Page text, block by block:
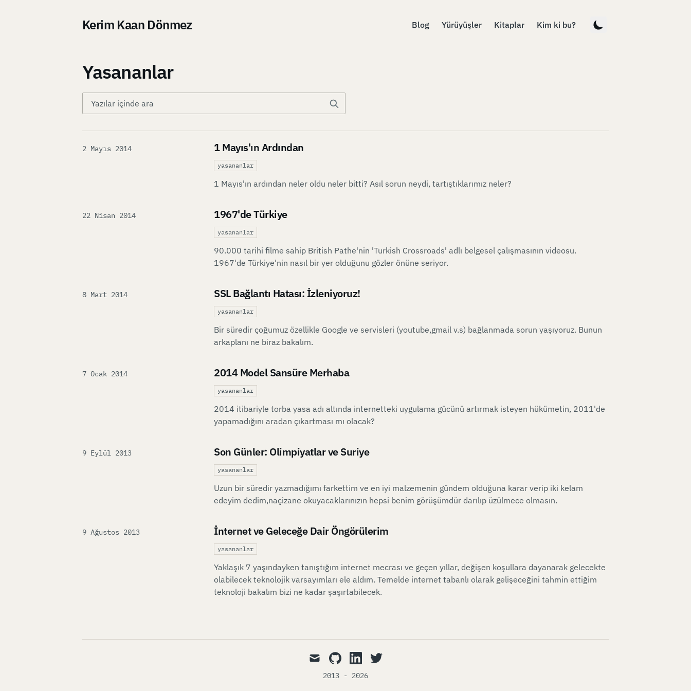
Kerim Kaan Dönmez Blog Yürüyüşler Kitaplar Kim ki bu?
Yasananlar
Published on
2 Mayıs 2014 1 Mayıs'ın Ardından
yasananlar
1 Mayıs'ın ardından neler oldu neler bitti? Asıl sorun neydi, tartıştıklarımız neler?
Published on
22 Nisan 2014 1967'de Türkiye
yasananlar
90.000 tarihi filme sahip British Pathe'nin 'Turkish Crossroads' adlı belgesel çalışmasının videosu.
1967'de Türkiye'nin nasıl bir yer olduğunu gözler önüne seriyor.
Published on
8 Mart 2014 SSL Bağlantı Hatası: İzleniyoruz!
yasananlar
Bir süredir çoğumuz özellikle Google ve servisleri (youtube,gmail v.s) bağlanmada sorun yaşıyoruz. Bunun
arkaplanı ne biraz bakalım.
Published on
7 Ocak 2014 2014 Model Sansüre Merhaba
yasananlar
2014 itibariyle torba yasa adı altında internetteki uygulama gücünü artırmak isteyen hükümetin, 2011'de
yapamadığını aradan çıkartması mı olacak?
Published on
9 Eylül 2013 Son Günler: Olimpiyatlar ve Suriye
yasananlar
Uzun bir süredir yazmadığımı farkettim ve en iyi malzemenin gündem olduğuna karar verip iki kelam
edeyim dedim,naçizane okuyacaklarınızın hepsi benim görüşümdür darılıp üzülmece olmasın.
Published on
9 Ağustos 2013 İnternet ve Geleceğe Dair Öngörülerim
yasananlar
Yaklaşık 7 yaşındayken tanıştığım internet mecrası ve geçen yıllar, değişen koşullara dayanarak gelecekte
olabilecek teknolojik varsayımları ele aldım. Temelde internet tabanlı olarak gelişeceğini tahmin ettiğim
teknoloji bakalım bizi ne kadar şaşırtabilecek.
mail github linkedintwitter
2013 - 2026